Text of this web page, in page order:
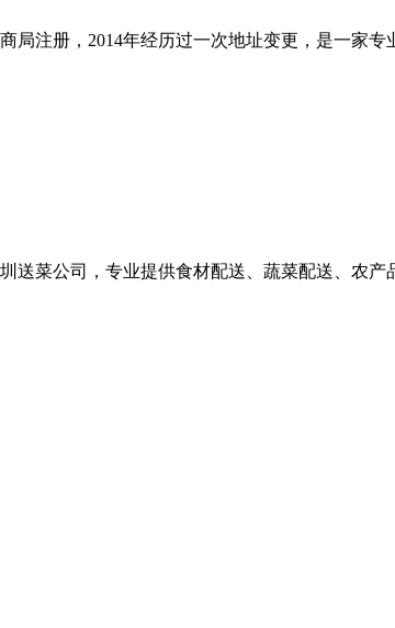
局注册，2014年经历过一次地址变更，是一家
送菜公司，专业提供食材配送、蔬菜配送、农